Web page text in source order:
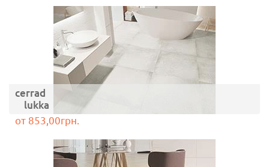
cerrad
lukka
от 853,00грн.